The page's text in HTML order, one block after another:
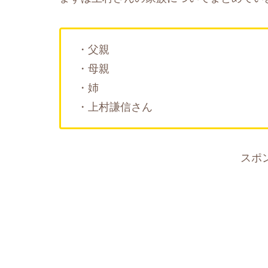
・父親
・母親
・姉
・上村謙信さん
スポ